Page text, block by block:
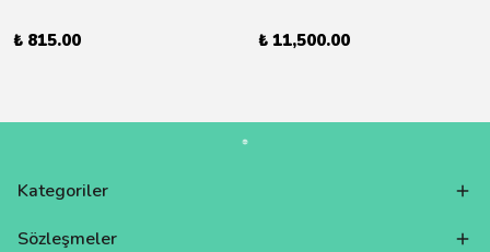
₺ 815.00 ₺ 11,500.00
Kategoriler
Sözleşmeler